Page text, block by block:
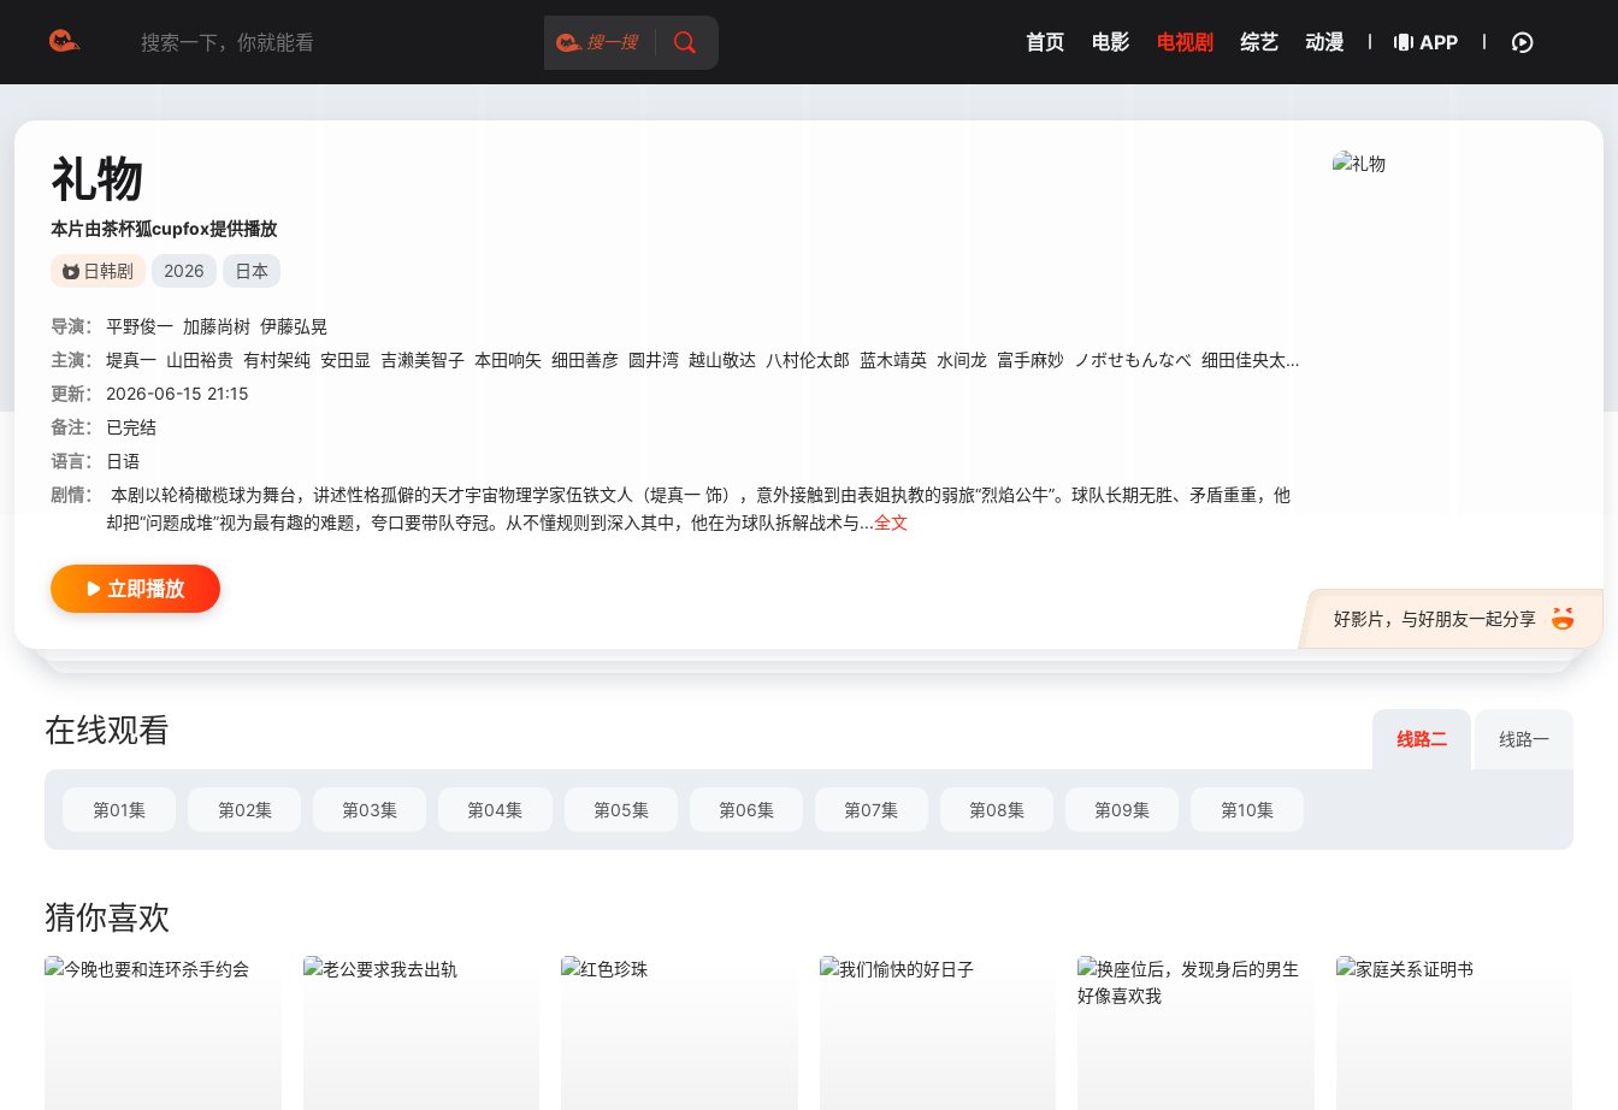
搜一搜 首页 电影 电视剧 综艺 动漫 APP
礼物
本片由茶杯狐cupfox提供播放
日韩剧 2026 日本
导演： 平野俊一 加藤尚树 伊藤弘晃
主演：
堤真一 山田裕贵 有村架纯 安田显 吉濑美智子 本田响矢 细田善彦 圆井湾 越山敬达 八村伦太郎 蓝木靖英 水间龙 富手麻妙 ノボせもんなべ 细田佳央太 真飞圣
更新：
2026-06-15 21:15
备注：
已完结
语言：
日语
剧情：
本剧以轮椅橄榄球为舞台，讲述性格孤僻的天才宇宙物理学家伍铁文人（堤真一 饰），意外接触到由表姐执教的弱旅“烈焰公牛”。球队长期无胜、矛盾重重，他
却把“问题成堆”视为最有趣的难题，夸口要带队夺冠。从不懂规则到深入其中，他在为球队拆解战术与...全文
好影片，与好朋友一起分享
立即播放
在线观看 线路二 线路一
第01集 第02集 第03集 第04集 第05集 第06集 第07集 第08集 第09集 第10集
猜你喜欢